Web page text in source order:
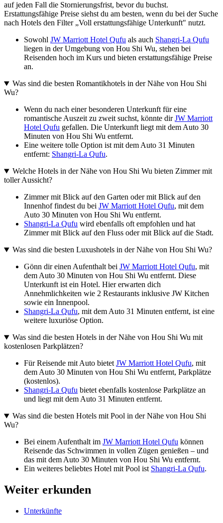
auf jeden Fall die Stornierungsfrist, bevor du buchst.
Erstattungsfähige Preise siehst du am besten, wenn du bei der Suche
nach Hotels den Filter „Voll erstattungsfähige Unterkunft" nutzt.
Sowohl JW Marriott Hotel Qufu als auch Shangri-La Qufu
liegen in der Umgebung von Hou Shi Wu, stehen bei
Reisenden hoch im Kurs und bieten erstattungsfähige Preise
an.
Was sind die besten Romantikhotels in der Nähe von Hou Shi
Wu?
Wenn du nach einer besonderen Unterkunft für eine
romantische Auszeit zu zweit suchst, könnte dirJW Marriott
Hotel Qufu gefallen. Die Unterkunft liegt mit dem Auto 30
Minuten von Hou Shi Wu entfernt.
Eine weitere tolle Option ist mit dem Auto 31 Minuten
entfernt: Shangri-La Qufu.
Welche Hotels in der Nähe von Hou Shi Wu bieten Zimmer mit
toller Aussicht?
Zimmer mit Blick auf den Garten oder mit Blick auf den
Innenhof findest du bei JW Marriott Hotel Qufu, mit dem
Auto 30 Minuten von Hou Shi Wu entfernt.
Shangri-La Qufu wird ebenfalls oft empfohlen und hat
Zimmer mit Blick auf den Fluss oder mit Blick auf die Stadt.
Was sind die besten Luxushotels in der Nähe von Hou Shi Wu?
Gönn dir einen Aufenthalt bei JW Marriott Hotel Qufu, mit
dem Auto 30 Minuten von Hou Shi Wu entfernt. Diese
Unterkunft ist ein Hotel. Hier erwarten dich
Annehmlichkeiten wie 2 Restaurants inklusive JW Kitchen
sowie ein Innenpool.
Shangri-La Qufu, mit dem Auto 31 Minuten entfernt, ist eine
weitere luxuriöse Option.
Was sind die besten Hotels in der Nähe von Hou Shi Wu mit
kostenlosen Parkplätzen?
Für Reisende mit Auto bietetJW Marriott Hotel Qufu, mit
dem Auto 30 Minuten von Hou Shi Wu entfernt, Parkplätze
(kostenlos).
Shangri-La Qufu bietet ebenfalls kostenlose Parkplätze an
und liegt mit dem Auto 31 Minuten entfernt.
Was sind die besten Hotels mit Pool in der Nähe von Hou Shi
Wu?
Bei einem Aufenthalt im JW Marriott Hotel Qufu können
Reisende das Schwimmen in vollen Zügen genießen – und
das mit dem Auto 30 Minuten von Hou Shi Wu entfernt.
Ein weiteres beliebtes Hotel mit Pool ist Shangri-La Qufu.
Weiter erkunden
Unterkünfte